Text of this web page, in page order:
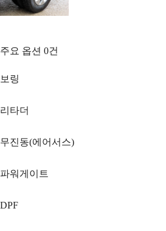
주요 옵션 0건
보링
리타더
무진동(에어서스)
파워게이트
DPF